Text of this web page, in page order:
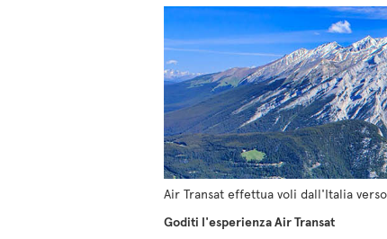
Air Transat effettua voli dall'Italia
Goditi l'esperienza Air Transat